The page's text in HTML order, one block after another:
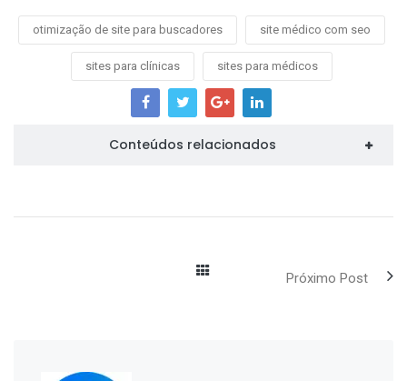
otimização de site para buscadores site médico com seo
sites para clínicas sites para médicos
Conteúdos relacionados
Próximo Post